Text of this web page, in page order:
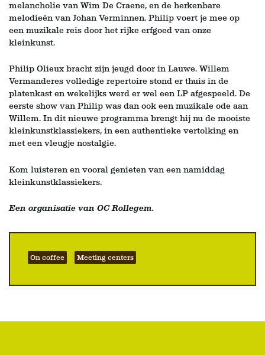
melancholie van Wim De Craene, en de herkenbare
melodieën van Johan Verminnen. Philip voert je mee op
een muzikale reis door het rijke erfgoed van onze
kleinkunst.
Philip Olieux bracht zijn jeugd door in Lauwe. Willem
Vermanderes volledige repertoire stond er thuis in de
platenkast en wekelijks werd er wel een LP afgespeeld. De
eerste show van Philip was dan ook een muzikale ode aan
Willem. In dit nieuwe programma brengt hij nu de mooiste
kleinkunstklassiekers, in een authentieke vertolking en
met een vleugje nostalgie.
Kom luisteren en vooral genieten van een namiddag
kleinkunstklassiekers.
Een organisatie van OC Rollegem.
On coffee Meeting centers